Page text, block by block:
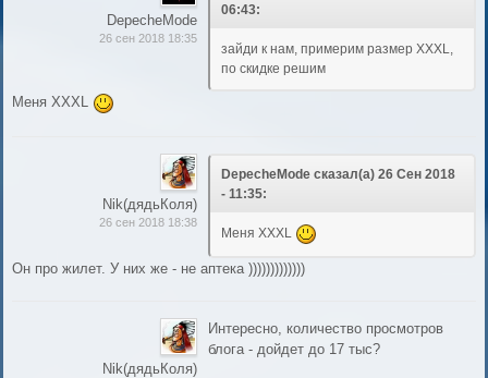
DepecheMode
26 сен 2018 18:35
06:43:
зайди к нам, примерим размер XXXL,
по скидке решим
Меня XXXL
Nik(дядьКоля)
26 сен 2018 18:38
DepecheMode сказал(а) 26 Сен 2018
- 11:35:
Меня XXXL
Он про жилет. У них же - не аптека )))))))))))))
Nik(дядьКоля)
Интересно, количество просмотров
блога - дойдет до 17 тыс?